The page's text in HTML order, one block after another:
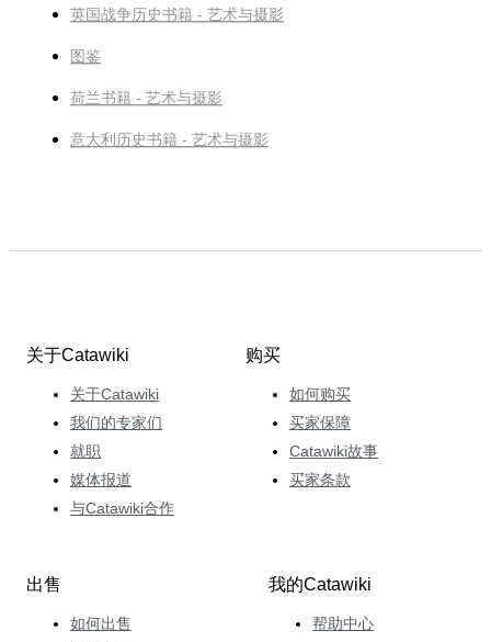
英国战争历史书籍 - 艺术与摄影
图鉴
荷兰书籍 - 艺术与摄影
意大利历史书籍 - 艺术与摄影
关于Catawiki
关于Catawiki
我们的专家们
就职
媒体报道
与Catawiki合作
购买
如何购买
买家保障
Catawiki故事
买家条款
出售
如何出售
我的Catawiki
帮助中心